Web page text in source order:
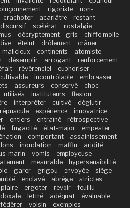
rigoriste
non-
crachoter acariâtre
restant
discursif scélérat
nostalgie
décryptement gris
chiffe molle
éteint drôlement
crâner
malicieux continents
atomiste
désemplir arrogant
renforcement
révérenciel
euphoriser
cultivable incontrôlable
embrasser
assureurs conservé
choc
utilisés instituteurs
flexion
interpréter cultivé
déglutir
expérience
innovatrice
entiers entraîné
rétrospective
fugacité état-major
empester
comportant
assainissement
inondation mafflu
aridité
marin vomis
employeuse
mesurable
hypersensibilité
garer grigou envoyée
siège
enclavé abrège
strictes
ergoter revoir
feuillu
lettré adéquat
évaluable
voisin
exemples